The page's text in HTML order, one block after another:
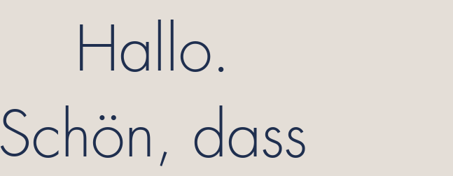
Hallo.
Schön, dass